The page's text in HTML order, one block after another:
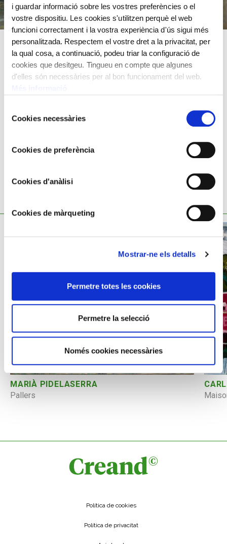
i guardar informació sobre les vostres preferències o el
vostre dispositiu. Les cookies s'utilitzen perquè el web
funcioni correctament i la vostra experiència d'ús sigui més
personalitzada. Respectem el vostre dret a la privacitat, per
la qual cosa, a continuació, podeu triar la configuració de
cookies que desitgeu. Tingueu en compte que algunes
d'elles són necessàries per al bon funcionament del web.
deCookies necessàries
Cookies de preferència
Cookies d'anàlisi
Cookies de màrqueting
Mostrar-ne els detalls
Permetre totes les cookies
Permetre la selecció
Només cookies necessàries
Any 1875
Oli sobre fusta
MARIÀ PIDELASERRA
Pallers
Política de cookies
Política de privacitat